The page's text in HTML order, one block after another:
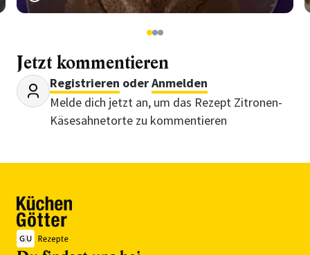
123
Jetzt kommentieren
Registrieren oderAnmelden
Melde dich jetzt an, um das Rezept Zitronen-
Käsesahnetorte zu kommentieren